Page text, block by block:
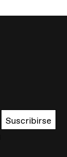
Suscribirse